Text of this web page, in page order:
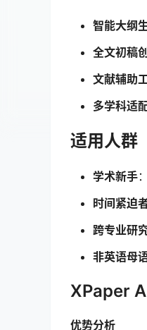
智能大纲
全文初稿
文献辅助
多学科适
适用人群
学术新手
时间紧迫
跨专业研
非英语母
XPaper
优势分析